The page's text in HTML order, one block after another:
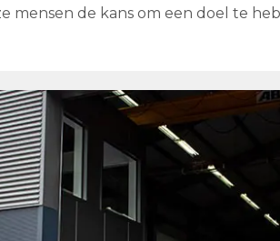
mensen de kans om een doel te